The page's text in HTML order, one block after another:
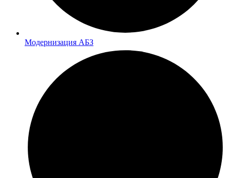
Модернизация АБЗ